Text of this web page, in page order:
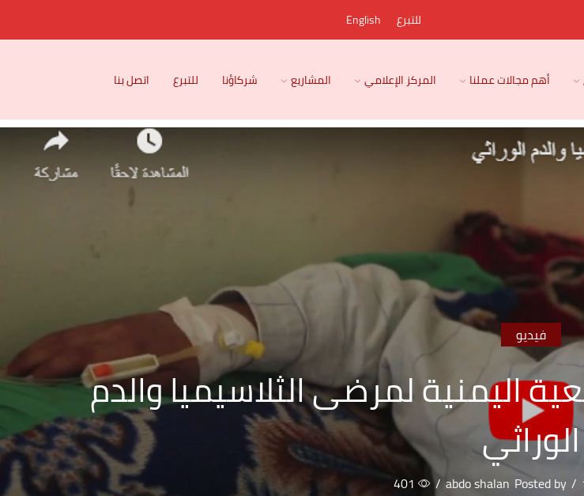
للتبرع English
أهم مجالات عملنا المركز الإعلامي المشاريع شركاؤنا للتبرع اتصل بنا
فيديو
اليمنية لمرضى الثلاسيميا والدم
الوراثي
/
Posted by
abdo shalan
/
401